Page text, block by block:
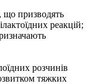
що призводять
реакцій;
розчинів
тяжких